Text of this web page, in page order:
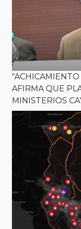
AFIRMA QUE
MINISTERIOS